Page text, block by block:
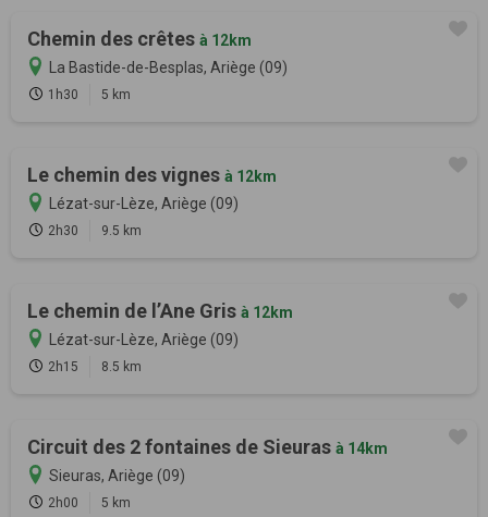
Chemin des crêtes à 12km
La Bastide-de-Besplas, Ariège (09)
1h30 5 km
Le chemin des vignes à 12km
Lézat-sur-Lèze, Ariège (09)
2h30 9.5 km
Le chemin de l’Ane Gris à 12km
Lézat-sur-Lèze, Ariège (09)
2h15 8.5 km
Circuit des 2 fontaines de Sieuras à 14km
Sieuras, Ariège (09)
2h00 5 km